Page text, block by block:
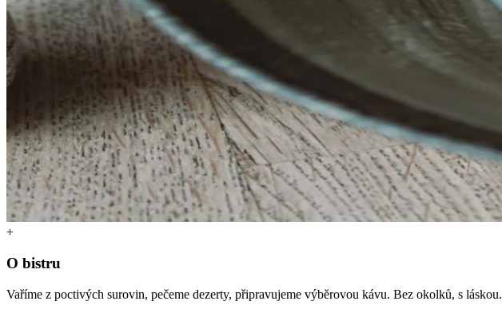
+
O bistru
Vaříme z poctivých surovin, pečeme dezerty, připravujeme výběrovou kávu. Bez okolků, s láskou.